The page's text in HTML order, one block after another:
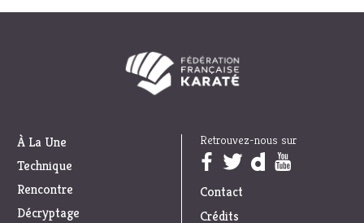
À La Une
Technique
Rencontre
Décryptage
Retrouvez-nous sur
Trouvez nous sur :
Contact
Crédits